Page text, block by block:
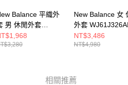
Balance 平織外
男 休閒外套
F
New Balance 女
外套
NT$3,486
NT$4,980
相關推薦